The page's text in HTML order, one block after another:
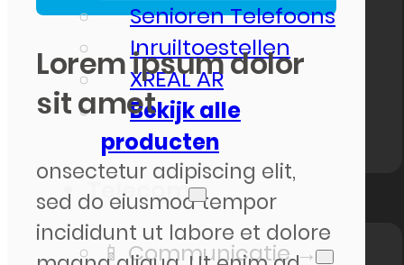
Senioren Telefoons
Inruiltoestellen
XREAL AR
Bekijk alle
producten
Telecom
📱 Communicatie →
Lorem ipsum dolor
sit amet
onsectetur adipiscing elit,
sed do eiusmod tempor
incididunt ut labore et dolore